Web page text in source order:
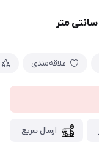
علاقه‌مندی
ارسال سریع